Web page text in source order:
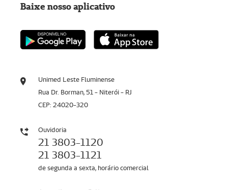
Unimed Leste Fluminense
Rua Dr. Borman, 51 - Niterói - RJ
CEP: 24020-320
Ouvidoria
21 3803-1120
21 3803-1121
de segunda a sexta, horário comercial
Baixe nosso aplicativo